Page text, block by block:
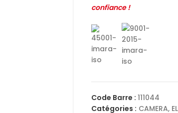
confiance !
Code Barre : 111044
Catégories : CAMERA,